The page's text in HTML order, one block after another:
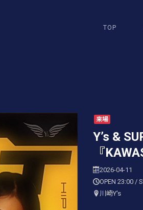
TOP
来場
Y’s &
『
2026-04-11
OPEN 23:00 /
川崎Y's